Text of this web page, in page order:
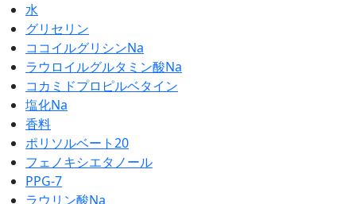
水
グリセリン
ココイルグリシンNa
ラウロイルグルタミン酸Na
コカミドプロピルベタイン
塩化Na
香料
ポリソルベート20
フェノキシエタノール
PPG-7
ラウリン酸Na